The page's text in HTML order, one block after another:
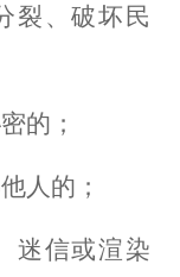
裂、破坏民
的；
人的；
迷信或渲染